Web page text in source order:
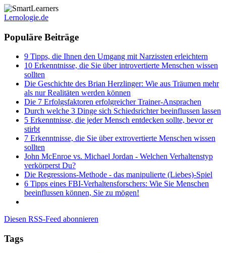
Lernologie.de
Populäre Beiträge
9 Tipps, die Ihnen den Umgang mit Narzissten erleichtern
10 Erkenntnisse, die Sie über introvertierte Menschen wissen
sollten
Die Geschichte des Brian Herzlinger: Wie aus Träumen mehr
als nur Realitäten werden können
Die 7 Erfolgsfaktoren erfolgreicher Trainer-Ansprachen
Durch welche 3 Dinge sich Schiedsrichter beeinflussen lassen
5 Erkenntnisse, die jeder Mensch entdecken sollte, bevor er
stirbt
7 Erkenntnisse, die Sie über extrovertierte Menschen wissen
sollten
John McEnroe vs. Michael Jordan - Welchen Verhaltenstyp
verkörperst Du?
Die Regressions-Methode - das manipulierte (Liebes)-Spiel
6 Tipps eines FBI-Verhaltensforschers: Wie Sie Menschen
beeinflussen können, Sie zu mögen!
Diesen RSS-Feed abonnieren
Tags